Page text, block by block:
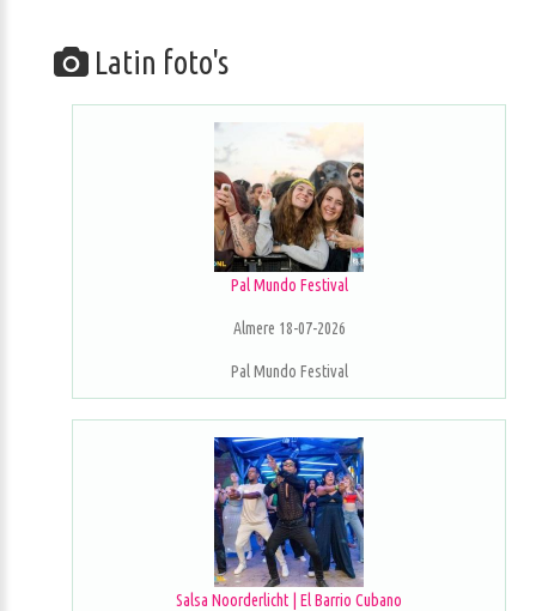
Latin foto's
Pal Mundo Festival
Almere 18-07-2026
Pal Mundo Festival
Salsa Noorderlicht | El Barrio Cubano